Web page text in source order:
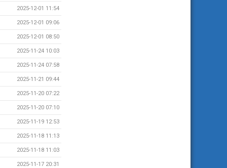
2025-12-01 11:54
2025-12-01 09:06
2025-12-01 08:50
2025-11-24 10:03
2025-11-24 07:58
2025-11-21 09:44
2025-11-20 07:22
2025-11-20 07:10
2025-11-19 12:53
2025-11-18 11:13
2025-11-18 11:03
2025-11-17 20:31